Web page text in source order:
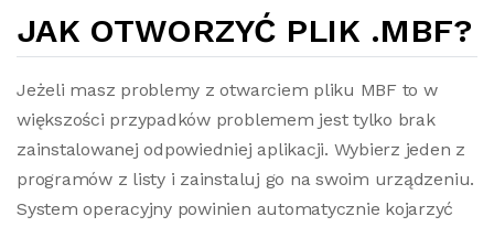
JAK OTWORZYĆ PLIK .MBF?
Jeżeli masz problemy z otwarciem pliku MBF to w
większości przypadków problemem jest tylko brak
zainstalowanej odpowiedniej aplikacji. Wybierz jeden z
programów z listy i zainstaluj go na swoim urządzeniu.
System operacyjny powinien automatycznie kojarzyć